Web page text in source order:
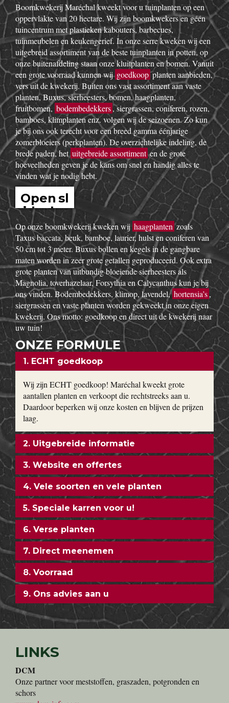
Boomkwekerij Maréchal kweekt voor u tuinplanten op een
oppervlakte van 20 hectare. Wij zijn boomkwekers en géén
tuincentrum met plastieken kabouters, barbecues,
tuinmeubelen en keukengerief. In onze serre kweken wij een
uitgebreid assortiment van de beste tuinplanten in potten, op
onze buitenafdeling staan onze kluitplanten en bomen. Vanuit
een grote voorraad kunnen wijgoedkoopplanten aanbieden,
vers uit de kwekerij. Buiten ons vast assortiment aan vaste
planten, Buxus, sierheesters, bomen, haagplanten,
fruitbomen, bodembedekkers, siergrassen, coniferen, rozen,
bamboes, klimplanten enz. volgen wij de seizoenen. Zo kun
je bij ons ook terecht voor een breed gamma éénjarige
zomerbloeiers (perkplanten). De overzichtelijke indeling, de
brede paden, hetuitgebreide assortimenten de grote
hoeveelheden geven je de kans om snel en handig alles te
vinden wat je nodig hebt.
Open sl
idesho
w
Op onze boomkwekerij kweken wij haagplantenzoals
Taxus baccata, beuk, bamboe, laurier, hulst en coniferen van
50 cm tot 3 meter. Buxus bollen en kegels in de gangbare
maten worden in zeer grote getallen geproduceerd. Ook extra
grote planten van uitbundig bloeiende sierheesters als
Magnolia, toverhazelaar, Forsythia en Calycanthus kun je bij
ons vinden. Bodembedekkers, klimop, lavendel,hortensia’s,
siergrassen en vaste planten worden gekweekt in onze eigen
kwekerij. Ons motto: goedkoop en direct uit de kwekerij naar
uw tuin!
ONZE FORMULE
1. ECHT goedkoop
Wij zijn ECHT goedkoop! Maréchal kweekt grote
aantallen planten en verkoopt die rechtstreeks aan u.
Daardoor beperken wij onze kosten en blijven de prijzen
laag.
2. Uitgebreide informatie
3. Website en offertes
4. Vele soorten en vele planten
5. Speciale karren voor u!
6. Verse planten
7. Direct meenemen
8. Voorraad
9. Ons advies aan u
LINKS
DCM
Onze partner voor meststoffen, graszaden, potgronden en
schors